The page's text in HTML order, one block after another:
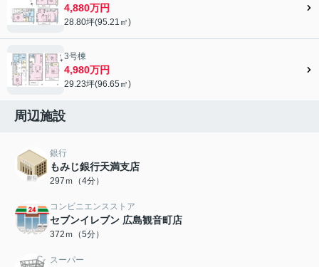
4,880万円
28.80坪(95.21㎡)
3号棟
4,980万円
29.23坪(96.65㎡)
周辺施設
銀行
もみじ銀行天満支店
297ｍ（4分）
コンビニエンスストア
セブンイレブン 広島観音町店
372ｍ（5分）
スーパー